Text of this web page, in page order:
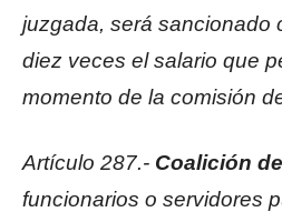
juzgada, será sancionado
diez veces el salario que
momento de la comisión
Artículo 287.- Coalición
funcionarios o servidores